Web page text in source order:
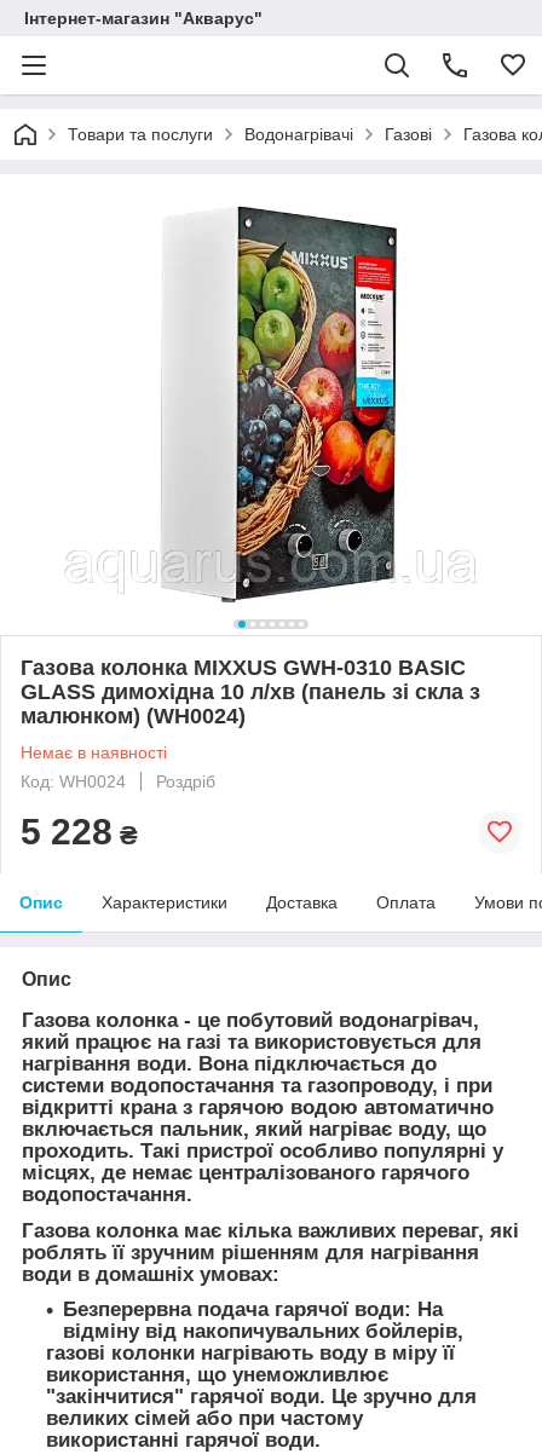
Інтернет-магазин "Акварус"
Товари та послуги Водонагрівачі Газові Газова
Газова колонка MIXXUS GWH-0310 BASIC
GLASS димохідна 10 л/хв (панель зі скла з
малюнком) (WH0024)
Немає в наявності
Код: WH0024
Роздріб
5 228 ₴
Опис Характеристики Доставка Оплата Умови
Опис
Газова колонка - це побутовий водонагрівач,
який працює на газі та використовується для
нагрівання води. Вона підключається до
системи водопостачання та газопроводу, і при
відкритті крана з гарячою водою автоматично
включається пальник, який нагріває воду, що
проходить. Такі пристрої особливо популярні у
місцях, де немає централізованого гарячого
водопостачання.
Газова колонка має кілька важливих переваг, які
роблять її зручним рішенням для нагрівання
води в домашніх умовах:
Безперервна подача гарячої води: На
відміну від накопичувальних бойлерів,
газові колонки нагрівають воду в міру її
використання, що унеможливлює
"закінчитися" гарячої води. Це зручно для
великих сімей або при частому
використанні гарячої води.